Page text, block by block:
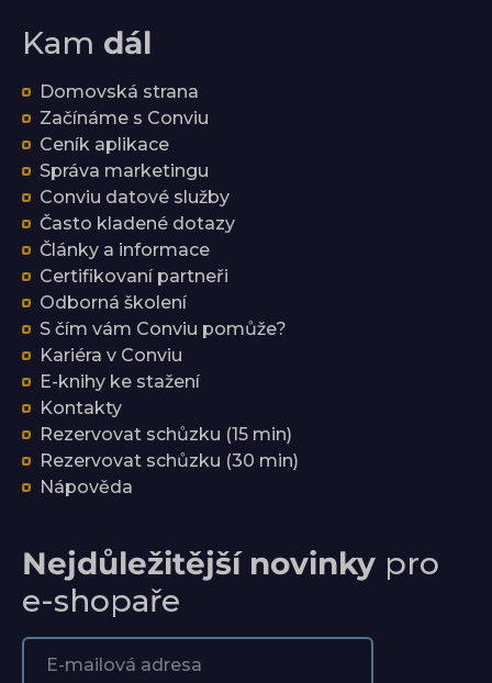
Kam dál
Domovská strana
Začínáme s Conviu
Ceník aplikace
Správa marketingu
Conviu datové služby
Často kladené dotazy
Články a informace
Certifikovaní partneři
Odborná školení
S čím vám Conviu pomůže?
Kariéra v Conviu
E-knihy ke stažení
Kontakty
Rezervovat schůzku (15 min)
Rezervovat schůzku (30 min)
Nápověda
Nejdůležitější novinky pro
e-shopaře